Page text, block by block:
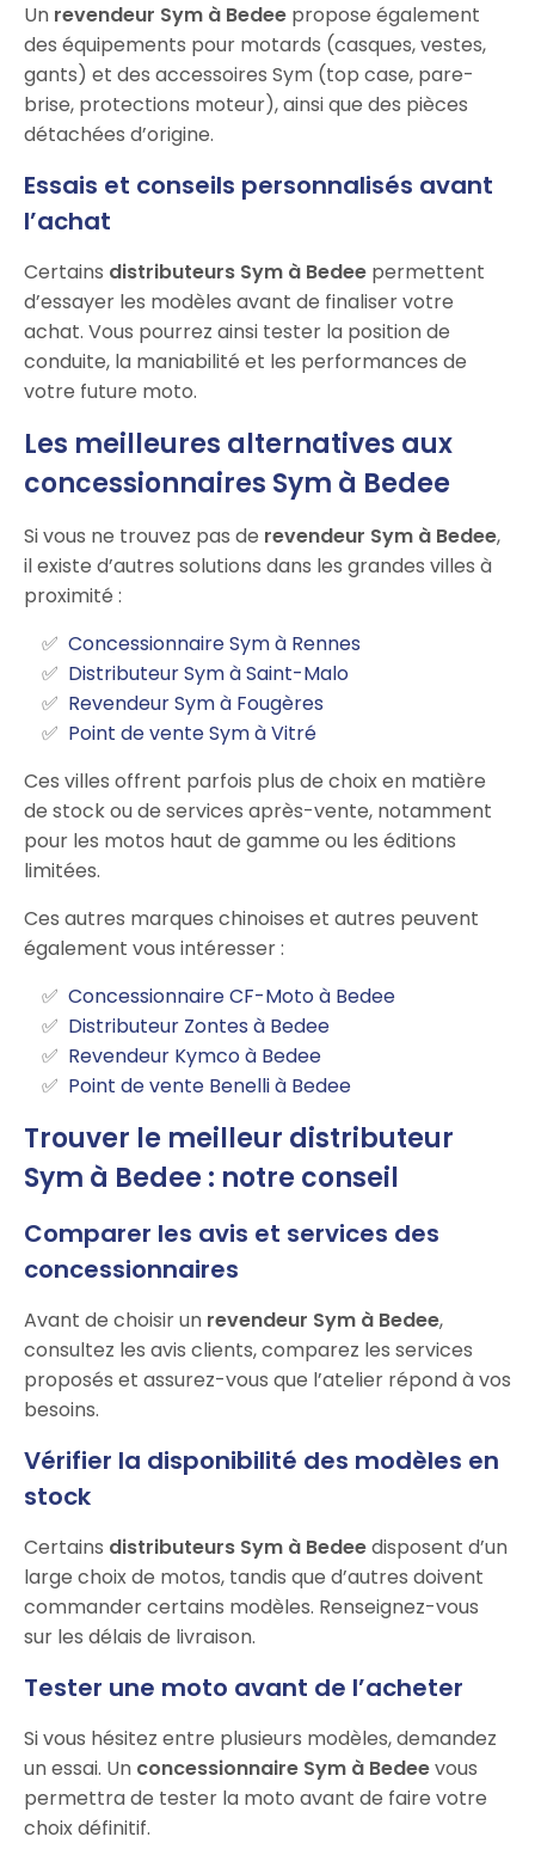
Un revendeur Sym à Bedee propose également
des équipements pour motards (casques, vestes,
gants) et des accessoires Sym (top case, pare-
brise, protections moteur), ainsi que des pièces
détachées d’origine.
Essais et conseils personnalisés avant
l’achat
Certains distributeurs Sym à Bedee permettent
d’essayer les modèles avant de finaliser votre
achat. Vous pourrez ainsi tester la position de
conduite, la maniabilité et les performances de
votre future moto.
Les meilleures alternatives aux
concessionnaires Sym à Bedee
Si vous ne trouvez pas de revendeur Sym à Bedee,
il existe d’autres solutions dans les grandes villes à
proximité :
Concessionnaire Sym à Rennes
Distributeur Sym à Saint-Malo
Revendeur Sym à Fougères
Point de vente Sym à Vitré
Ces villes offrent parfois plus de choix en matière
de stock ou de services après-vente, notamment
pour les motos haut de gamme ou les éditions
limitées.
Ces autres marques chinoises et autres peuvent
également vous intéresser :
Concessionnaire CF-Moto à Bedee
Distributeur Zontes à Bedee
Revendeur Kymco à Bedee
Point de vente Benelli à Bedee
Trouver le meilleur distributeur
Sym à Bedee : notre conseil
Comparer les avis et services des
concessionnaires
Avant de choisir un revendeur Sym à Bedee,
consultez les avis clients, comparez les services
proposés et assurez-vous que l’atelier répond à vos
besoins.
Vérifier la disponibilité des modèles en
stock
Certains distributeurs Sym à Bedeedisposent d’un
large choix de motos, tandis que d’autres doivent
commander certains modèles. Renseignez-vous
sur les délais de livraison.
Tester une moto avant de l’acheter
Si vous hésitez entre plusieurs modèles, demandez
un essai. Un concessionnaire Sym à Bedeevous
permettra de tester la moto avant de faire votre
choix définitif.